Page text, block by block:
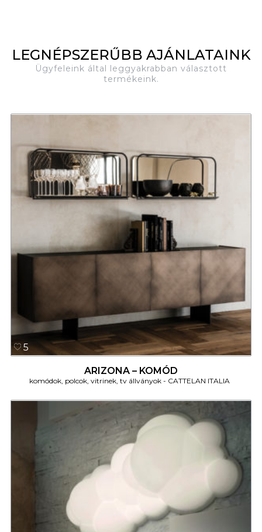
LEGNÉPSZERŰBB AJÁNLATAINK
Ügyfeleink által leggyakrabban választott
termékeink.
5
ARIZONA – KOMÓD
komódok, polcok, vitrinek, tv állványok CATTELAN ITALIA